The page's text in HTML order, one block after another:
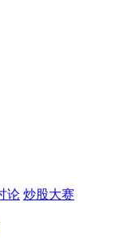
论 炒股大赛